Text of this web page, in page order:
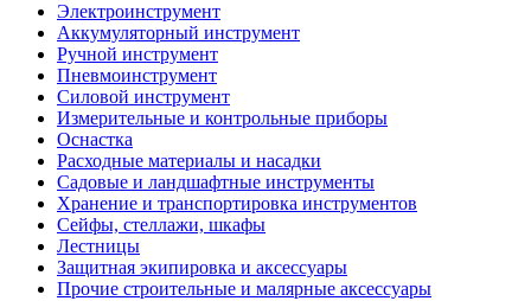
Электроинструмент
Аккумуляторный инструмент
Ручной инструмент
Пневмоинструмент
Силовой инструмент
Измерительные и контрольные приборы
Оснастка
Расходные материалы и насадки
Садовые и ландшафтные инструменты
Хранение и транспортировка инструментов
Сейфы, стеллажи, шкафы
Лестницы
Защитная экипировка и аксессуары
Прочие строительные и малярные аксессуары